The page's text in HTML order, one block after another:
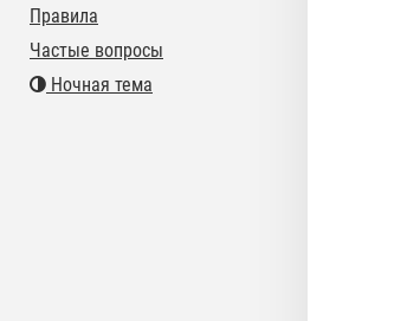
Правила
Частые вопросы
Ночная тема